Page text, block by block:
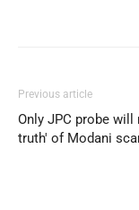
Previous article
Only JPC probe will
truth' of Modani